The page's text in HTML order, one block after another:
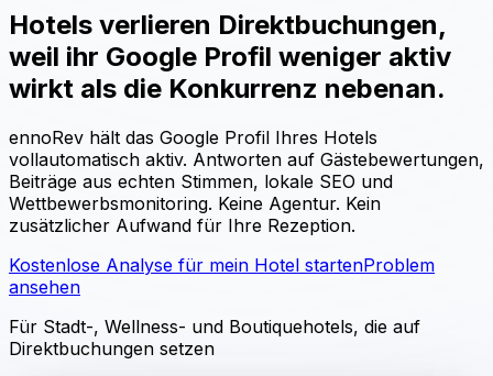
Hotels verlieren Direktbuchungen,
weil ihr Google Profil weniger aktiv
wirkt als die Konkurrenz nebenan.
ennoRev hält das Google Profil Ihres Hotels
vollautomatisch aktiv. Antworten auf Gästebewertungen,
Beiträge aus echten Stimmen, lokale SEO und
Wettbewerbsmonitoring. Keine Agentur. Kein
zusätzlicher Aufwand für Ihre Rezeption.
Kostenlose Analyse für mein Hotel startenProblem
ansehen
Für Stadt-, Wellness- und Boutiquehotels, die auf
Direktbuchungen setzen